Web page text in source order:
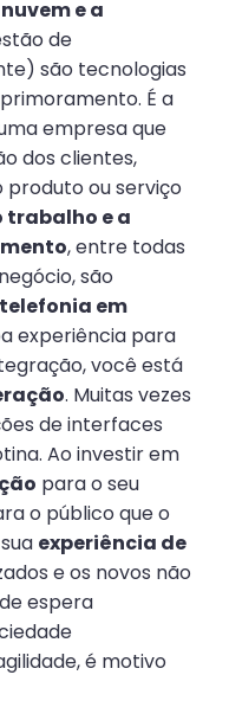
e a
de
são tecnologias
É a
empresa que
dos clientes,
produto ou serviço
e a
, entre todas
são
em
experiência para
você está
. Muitas vezes
de interfaces
Ao investir em
para o seu
o público que o
experiência de
e os novos não
espera
é motivo